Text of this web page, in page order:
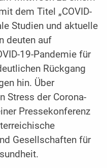
dem Titel „COVID-
Studien und aktuelle
deuten auf
19-Pandemie für
Rückgang
hin. Über
Stress der Corona-
Pressekonferenz
Gesellschaften für